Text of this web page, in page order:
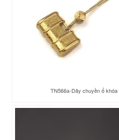
TN566a-Dây chuyền ổ